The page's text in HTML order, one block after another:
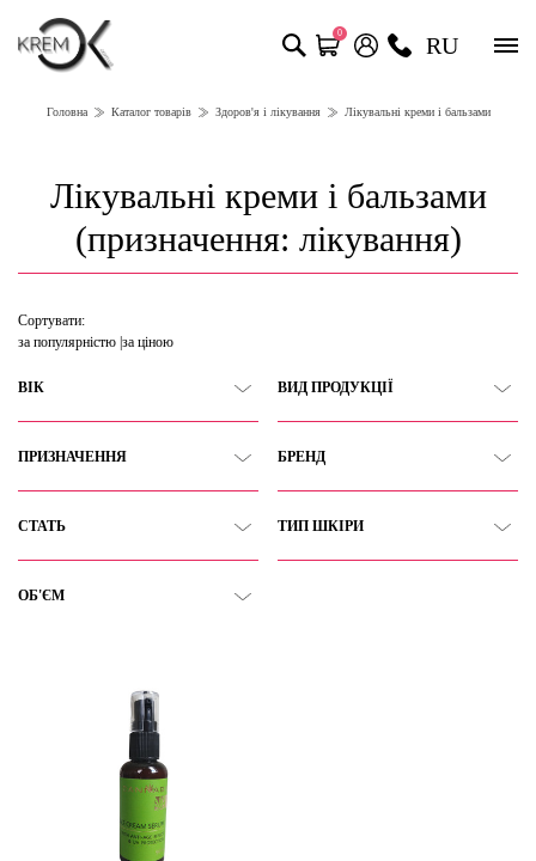
0 RU
Головна Каталог товарів Здоров'я і лікування Лікувальні креми і бальзами
Лікувальні креми і бальзами
(призначення: лікування)
Сортувати:
за популярністю за ціною
ВІК ВИД ПРОДУКЦІЇ
ПРИЗНАЧЕННЯ БРЕНД
СТАТЬ ТИП ШКІРИ
ОБ'ЄМ